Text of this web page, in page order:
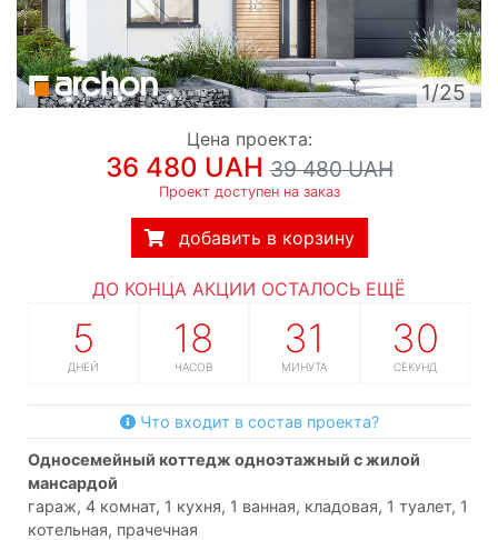
1/25
Цена проекта:
36 480 UAH39 480 UAH
Проект доступен на заказ
добавить в корзину
ДО КОНЦА АКЦИИ ОСТАЛОСЬ ЕЩЁ
5
ДНЕЙ
18
ЧАСОВ
31
МИНУТА
29
СЕКУНД
Что входит в состав проекта?
односемейный коттедж одноэтажный с жилой
мансардой
гараж, 4 комнат, 1 кухня, 1 ванная, кладовая, 1 туалет, 1
котельная, прачечная